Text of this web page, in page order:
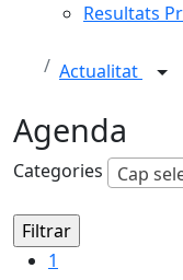
Resultats
Actualitat
Agenda
Categories Cap
1